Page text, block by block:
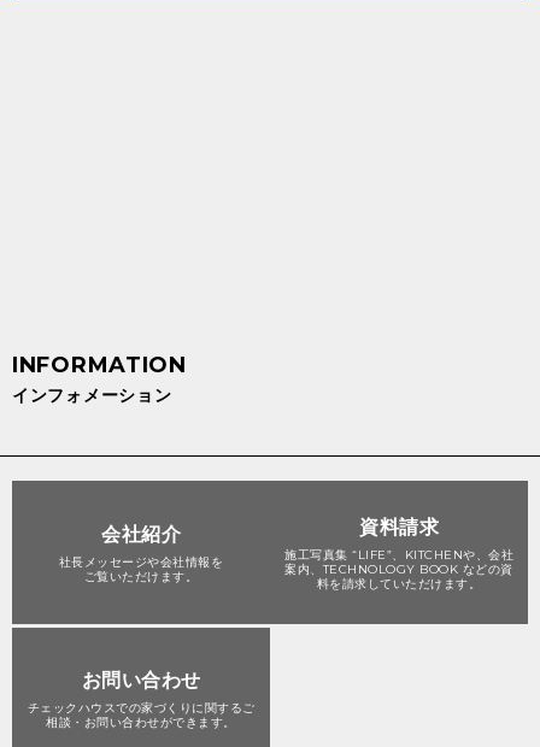
インフォメーション
会社紹介
社長メッセージや会社情報を
ご覧いただけます。
資料請求
施工写真集 “LIFE”、KITCHENや、会社
案内、TECHNOLOGY BOOK などの資
料を請求していただけます。
お問い合わせ
チェックハウスでの家づくりに関するご
相談・お問い合わせができます。